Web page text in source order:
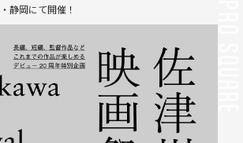
静岡にて開催！